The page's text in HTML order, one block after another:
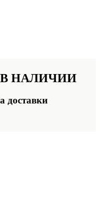
В НАЛИЧИИ
доставки